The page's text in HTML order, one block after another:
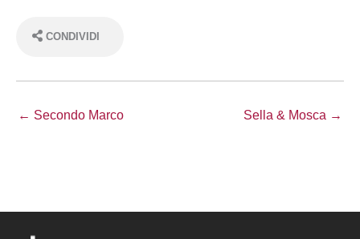
CONDIVIDI
← Secondo Marco Sella & Mosca →